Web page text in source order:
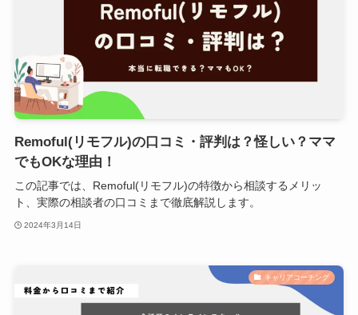
Remoful(リモフル)の口コミ・評判は？怪しい？ママ
でもOKな理由！
この記事では、Remoful(リモフル)の特徴から相談するメリッ
ト、実際の相談者の口コミまで徹底解説します。
2024年3月14日
キャリアコーチング